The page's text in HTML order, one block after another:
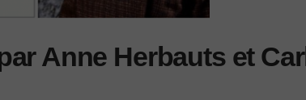
Anne Herbauts et Carl